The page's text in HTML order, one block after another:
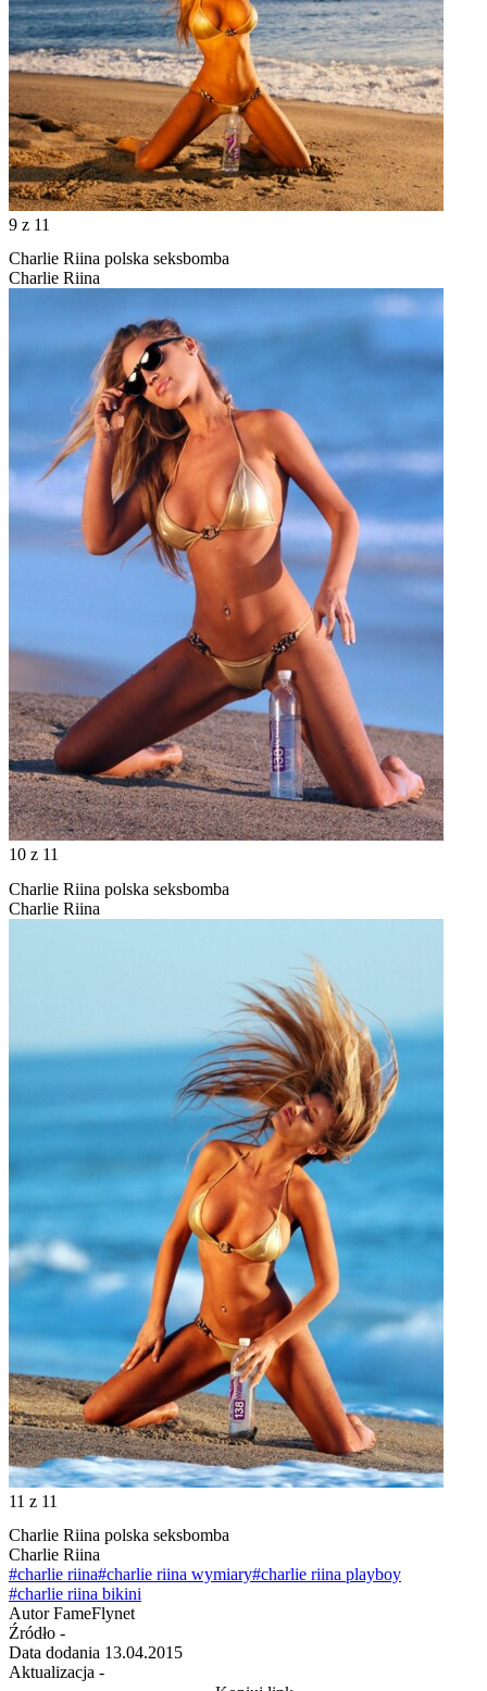
9 z 11
Charlie Riina polska seksbomba
Charlie Riina
10 z 11
Charlie Riina polska seksbomba
Charlie Riina
11 z 11
Charlie Riina polska seksbomba
Charlie Riina
#charlie riina#charlie riina wymiary#charlie riina playboy
#charlie riina bikini
Autor FameFlynet
Źródło -
Data dodania 13.04.2015
Aktualizacja -